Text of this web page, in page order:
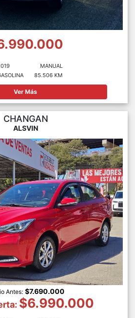
MANUAL
85.506 KM
Ver Más
CHANGAN
ALSVIN
Antes: $7.690.000
$6.990.000